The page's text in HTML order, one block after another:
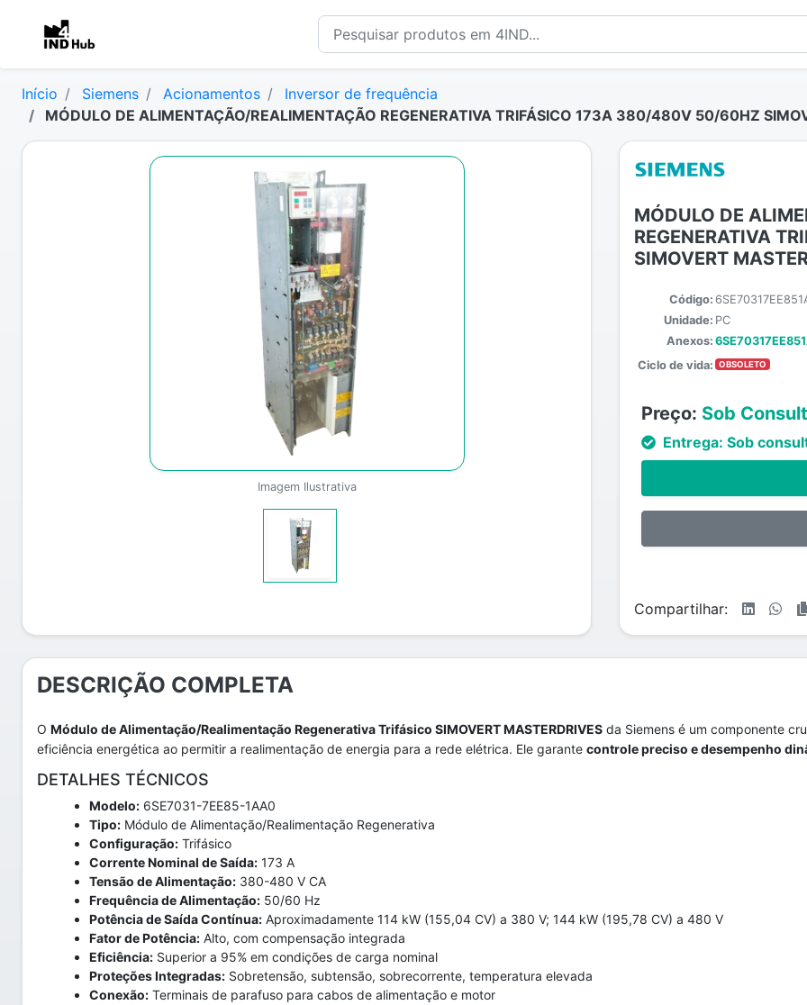
Início Siemens Acionamentos
Inversor de frequência
MÓDULO DE ALIMENTAÇÃO/REALIMENTAÇÃO REGENERATIVA TRIFÁSICO 173A 380/480V 50/60HZ
Imagem Ilustrativa
MÓDULO DE
REGENERATIVA
SIMOVERT
Código:
Unidade: PC
Anexos:
Ciclo de vida:
OBSOLETO
Preço: Sob
Entrega: Sob
Compartilhar:
DESCRIÇÃO COMPLETA
O Módulo de Alimentação/Realimentação Regenerativa Trifásico SIMOVERT MASTERDRIVES da Siemens é um componente
eficiência energética ao permitir a realimentação de energia para a rede elétrica. Ele garante controle preciso e desempenho
DETALHES TÉCNICOS
Modelo: 6SE7031-7EE85-1AA0
Tipo: Módulo de Alimentação/Realimentação Regenerativa
Configuração: Trifásico
Corrente Nominal de Saída: 173 A
Tensão de Alimentação: 380-480 V CA
Frequência de Alimentação: 50/60 Hz
Potência de Saída Contínua: Aproximadamente 114 kW (155,04 CV) a 380 V; 144 kW (195,78 CV) a 480 V
Fator de Potência: Alto, com compensação integrada
Eficiência: Superior a 95% em condições de carga nominal
Proteções Integradas: Sobretensão, subtensão, sobrecorrente, temperatura elevada
Conexão: Terminais de parafuso para cabos de alimentação e motor